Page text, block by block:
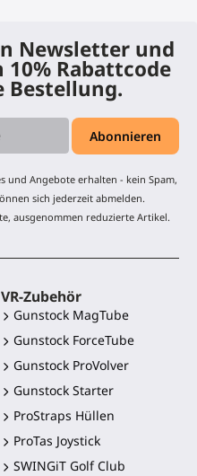
Newsletter und
Rabattcode
Bestellung.
und Angebote erhalten - kein Spam,
sich jederzeit abmelden.
ausgenommen reduzierte Artikel.
VR-Zubehör
Gunstock MagTube
Gunstock ForceTube
Gunstock ProVolver
Gunstock Starter
ProStraps Hüllen
ProTas Joystick
SWINGiT Golf Club